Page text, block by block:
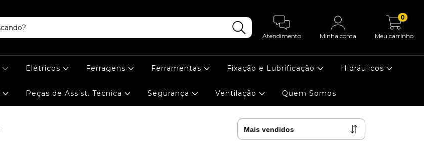
Atendimento Minha conta Meu carrinho
0
Elétricos Ferragens Ferramentas Fixação e Lubrificação Hidráulicos
Peças de Assist. Técnica Segurança Ventilação Quem Somos